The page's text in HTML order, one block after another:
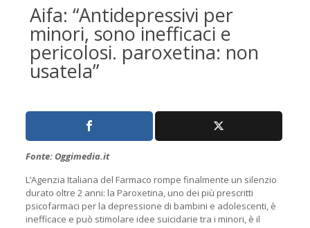
Aifa: “Antidepressivi per
minori, sono inefficaci e
pericolosi. paroxetina: non
usatela”
Fonte: Oggimedia.it
L’Agenzia Italiana del Farmaco rompe finalmente un silenzio
durato oltre 2 anni: la Paroxetina, uno dei più prescritti
psicofarmaci per la depressione di bambini e adolescenti, è
inefficace e può stimolare idee suicidarie tra i minori, è il